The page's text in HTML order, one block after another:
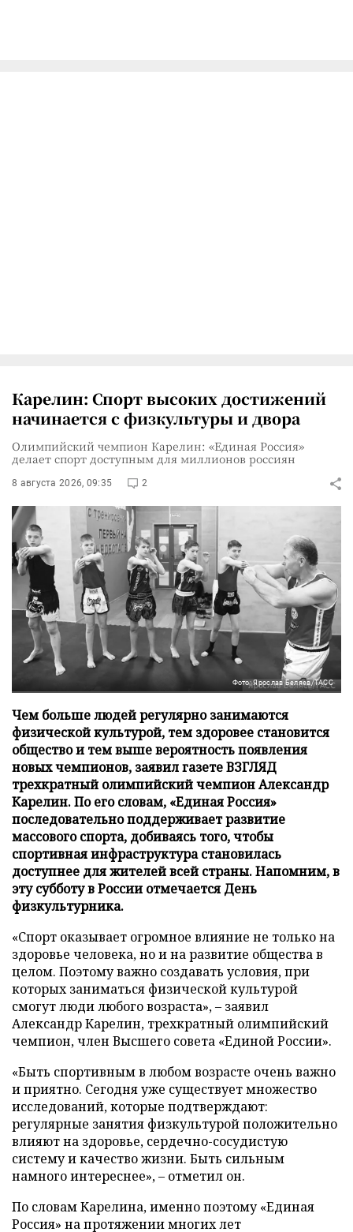
Карелин: Спорт высоких достижений
начинается с физкультуры и двора
Олимпийский чемпион Карелин: «Единая Россия»
делает спорт доступным для миллионов россиян
8 августа 2026, 09:35 2
Фото: Ярослав Беляев/ТАСС
Чем больше людей регулярно занимаются
физической культурой, тем здоровее становится
общество и тем выше вероятность появления
новых чемпионов, заявил газете ВЗГЛЯД
трехкратный олимпийский чемпион Александр
Карелин. По его словам, «Единая Россия»
последовательно поддерживает развитие
массового спорта, добиваясь того, чтобы
спортивная инфраструктура становилась
доступнее для жителей всей страны. Напомним, в
эту субботу в России отмечается День
физкультурника.
«Спорт оказывает огромное влияние не только на
здоровье человека, но и на развитие общества в
целом. Поэтому важно создавать условия, при
которых заниматься физической культурой
смогут люди любого возраста», – заявил
Александр Карелин, трехкратный олимпийский
чемпион, член Высшего совета «Единой России».
«Быть спортивным в любом возрасте очень важно
и приятно. Сегодня уже существует множество
исследований, которые подтверждают:
регулярные занятия физкультурой положительно
влияют на здоровье, сердечно-сосудистую
систему и качество жизни. Быть сильным
намного интереснее», – отметил он.
По словам Карелина, именно поэтому «Единая
Россия» на протяжении многих лет